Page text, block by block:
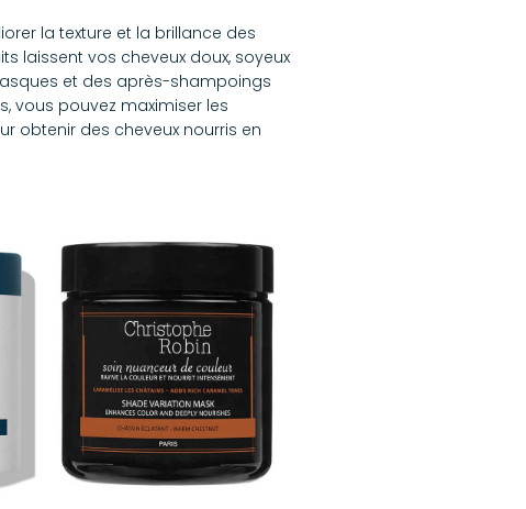
la texture et la brillance des
laissent vos cheveux doux, soyeux
et des après-shampoings
vous pouvez maximiser les
obtenir des cheveux nourris en